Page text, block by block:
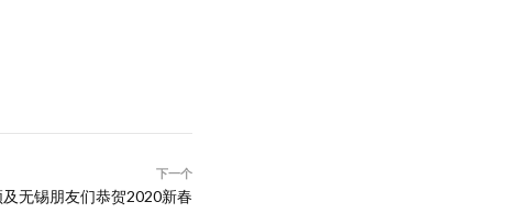
下一个
无锡朋友们恭贺2020新春